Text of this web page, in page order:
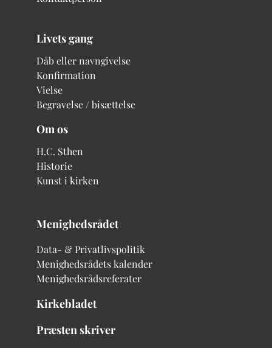
Livets gang
Dåb eller navngivelse
Konfirmation
Vielse
Begravelse / bisættelse
Om os
H.C. Sthen
Historie
Kunst i kirken
Menighedsrådet
Data- & Privatlivspolitik
Menighedsrådets kalender
Menighedsrådsreferater
Kirkebladet
Præsten skriver